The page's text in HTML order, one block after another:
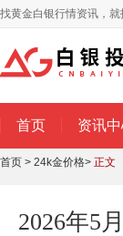
找黄金白银行情资讯，就
首页 资讯
首页 > 24k金价格> 正文
2026年5